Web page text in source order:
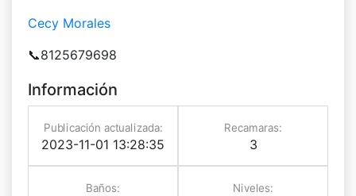
Cecy Morales
📞8125679698
Información
Publicación actualizada:
2023-11-01 13:28:35
Recamaras:
3
Baños: Niveles: